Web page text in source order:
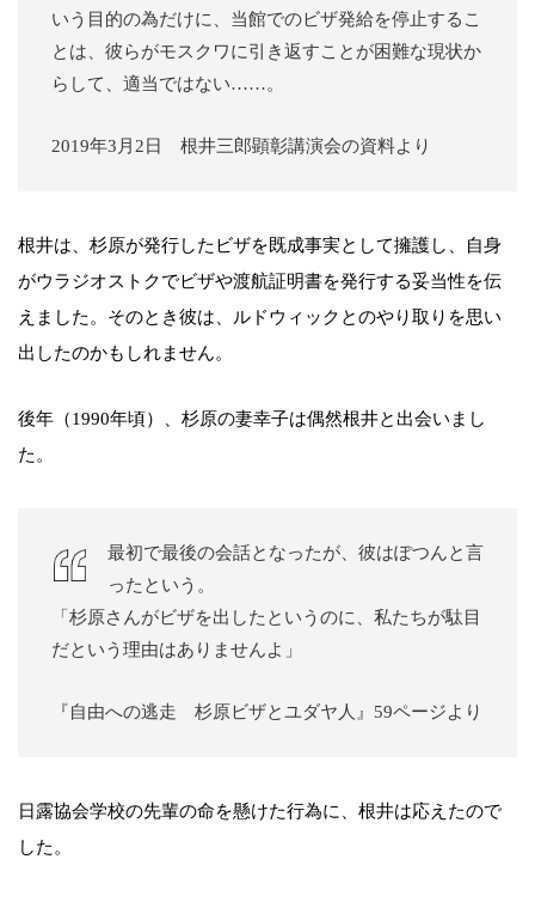
いう目的の為だけに、当館でのビザ発給を停止するこ
とは、彼らがモスクワに引き返すことが困難な現状か
らして、適当ではない……。
2019年3月2日 根井三郎顕彰講演会の資料より
根井は、杉原が発行したビザを既成事実として擁護し、自身
がウラジオストクでビザや渡航証明書を発行する妥当性を伝
えました。そのとき彼は、ルドウィックとのやり取りを思い
出したのかもしれません。
後年（1990年頃）、杉原の妻幸子は偶然根井と出会いまし
た。
最初で最後の会話となったが、彼はぽつんと言
ったという。
「杉原さんがビザを出したというのに、私たちが駄目
だという理由はありませんよ」
『自由への逃走 杉原ビザとユダヤ人』59ページより
日露協会学校の先輩の命を懸けた行為に、根井は応えたので
した。